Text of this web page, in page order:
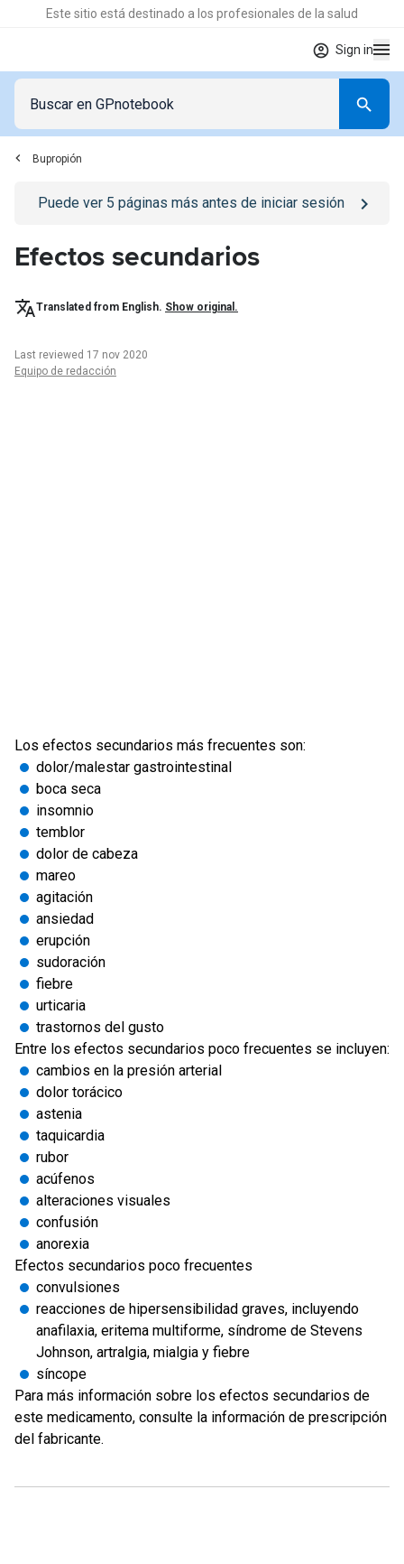
Este sitio está destinado a los profesionales de la salud
Sign in
Bupropión
Go to/iniciar-sesionpage
Puede ver 5 páginas más antes de iniciar sesión
Efectos secundarios
Translated from English. Show original.
Last reviewed 17 nov 2020
Equipo de redacción
Los efectos secundarios más frecuentes son:
dolor/malestar gastrointestinal
boca seca
insomnio
temblor
dolor de cabeza
mareo
agitación
ansiedad
erupción
sudoración
fiebre
urticaria
trastornos del gusto
Entre los efectos secundarios poco frecuentes se incluyen:
cambios en la presión arterial
dolor torácico
astenia
taquicardia
rubor
acúfenos
alteraciones visuales
confusión
anorexia
Efectos secundarios poco frecuentes
convulsiones
reacciones de hipersensibilidad graves, incluyendo
anafilaxia, eritema multiforme, síndrome de Stevens
Johnson, artralgia, mialgia y fiebre
síncope
Para más información sobre los efectos secundarios de
este medicamento, consulte la información de prescripción
del fabricante.